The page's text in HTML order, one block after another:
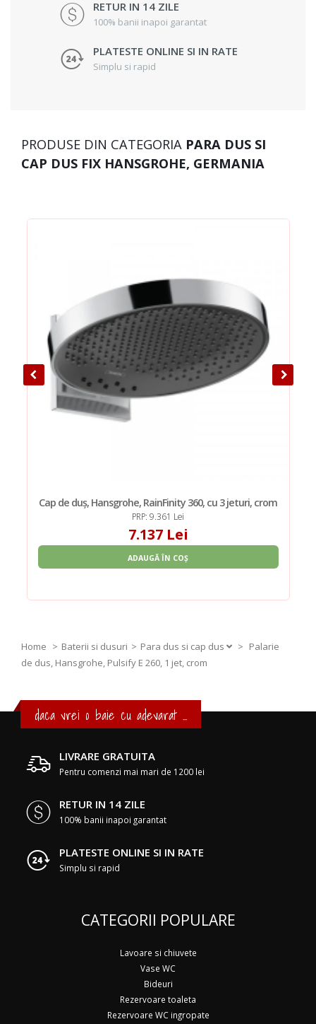
RETUR IN 14 ZILE
100% banii inapoi garantat
PLATESTE ONLINE SI IN RATE
Simplu si rapid
PRODUSE DIN CATEGORIA PARA DUS SI
CAP DUS FIX HANSGROHE, GERMANIA
Cap de duș, Hansgrohe, RainFinity 360, cu 3 jeturi, crom
PRP: 9.361 Lei
7.137 Lei
ADAUGĂ ÎN COȘ
Home Baterii si dusuri Para dus si cap dus > Palarie
de dus, Hansgrohe, Pulsify E 260, 1 jet, crom
daca vrei o baie cu adevarat ...
LIVRARE GRATUITA
Pentru comenzi mai mari de 1200 lei
RETUR IN 14 ZILE
100% banii inapoi garantat
PLATESTE ONLINE SI IN RATE
Simplu si rapid
CATEGORII POPULARE
Lavoare si chiuvete
Vase WC
Bideuri
Rezervoare toaleta
Rezervoare WC ingropate